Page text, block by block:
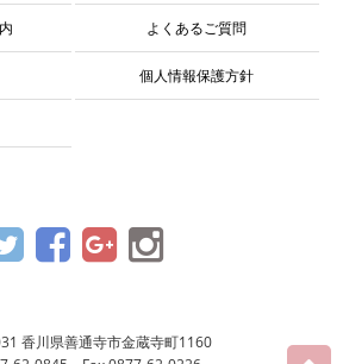
よくあるご質問
個人情報保護方針
香川県善通寺市金蔵寺町1160